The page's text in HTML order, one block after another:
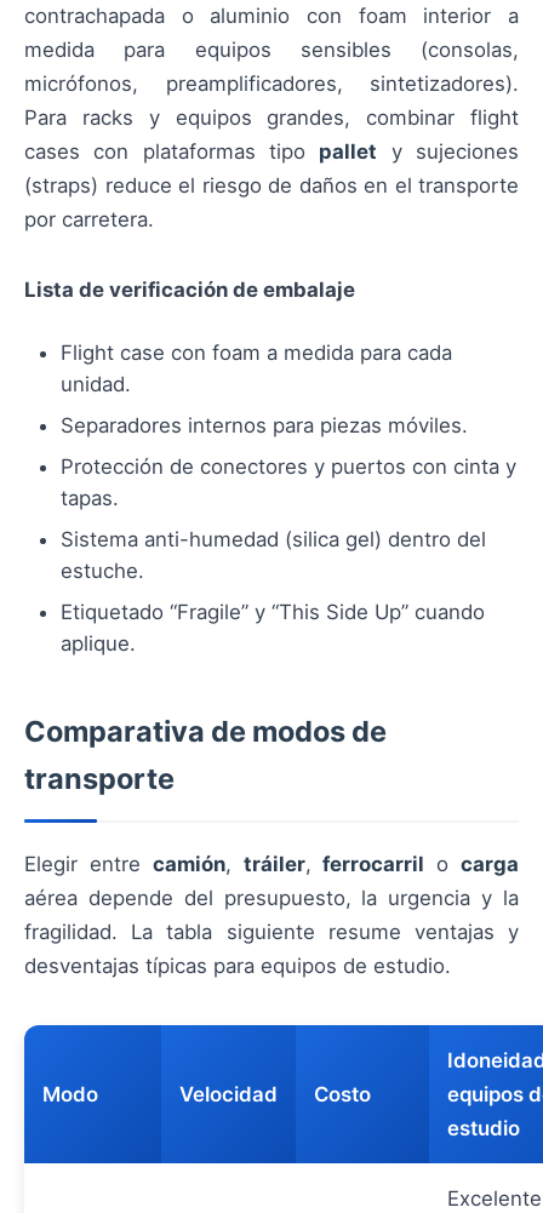
contrachapada o aluminio con foam interior a
medida para equipos sensibles (consolas,
micrófonos, preamplificadores, sintetizadores).
Para racks y equipos grandes, combinar flight
cases con plataformas tipo pallet y sujeciones
(straps) reduce el riesgo de daños en el transporte
por carretera.
Lista de verificación de embalaje
Flight case con foam a medida para cada
unidad.
Separadores internos para piezas móviles.
Protección de conectores y puertos con cinta y
tapas.
Sistema anti-humedad (silica gel) dentro del
estuche.
Etiquetado “Fragile” y “This Side Up” cuando
aplique.
Comparativa de modos de
transporte
Elegir entre camión, tráiler,ferrocarril ocarga
aérea depende del presupuesto, la urgencia y la
fragilidad. La tabla siguiente resume ventajas y
desventajas típicas para equipos de estudio.
Modo Velocidad Costo
equipos
estudio